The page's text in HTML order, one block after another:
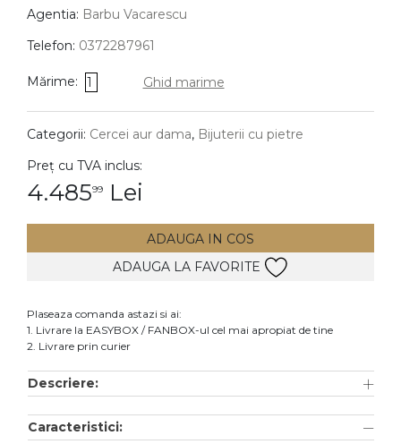
Coliere
Lanturi
Pandantive
DIAMANTE Vezi toate
Cercei
Accesorii
Aur alb
Agentia: Barbu Vacarescu
Telefon: 0372287961
Mărime: 1 Ghid marime
Categorii: Cercei aur dama, Bijuterii cu pietre
Preț cu TVA inclus:
4.48599 Lei
ADAUGA IN COS
ADAUGA LA FAVORITE
Plaseaza comanda astazi si ai:
1. Livrare la EASYBOX / FANBOX-ul cel mai apropiat de tine
2. Livrare prin curier
Descriere:
Caracteristici: